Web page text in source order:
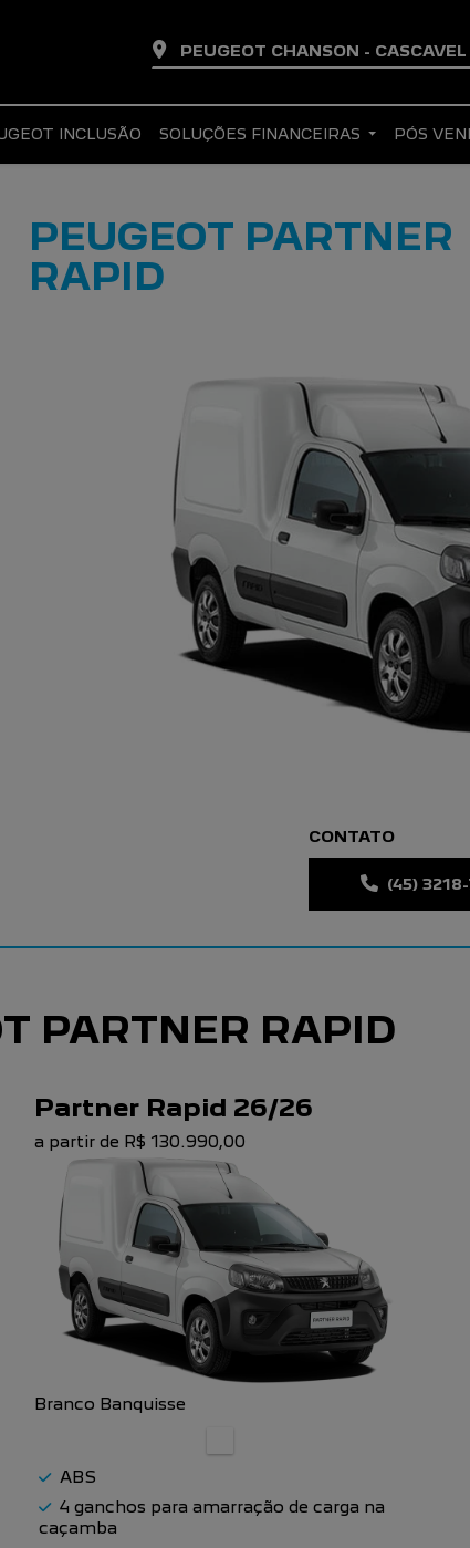
PEUGEOT CHANSON - CASCAVEL
INCLUSÃO SOLUÇÕES FINANCEIRAS PÓS
PEUGEOT PARTNER
RAPID
CONTATO
(45)
PARTNER RAPID
Partner Rapid 26/26
a partir de R$ 130.990,00
Branco Banquisse
ABS
4 ganchos para amarração de carga na
caçamba